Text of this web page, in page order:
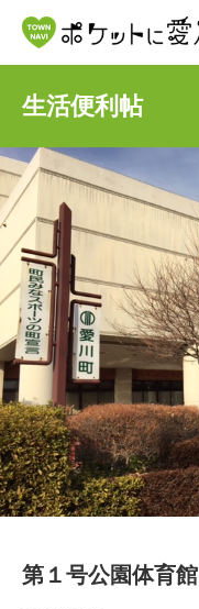
生活便利帖
第１号公園体育館